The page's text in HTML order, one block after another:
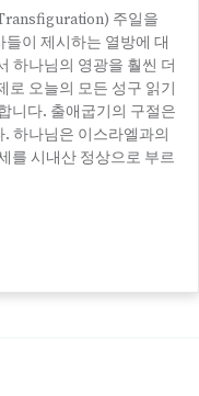
주일을
이 제시하는 열방에 대
하나님의 영광을 훨씬 더
로 오늘의 모든 성구 읽기
니다. 출애굽기의 구절은
하나님은 이스라엘과의
를 시내산 정상으로 부르